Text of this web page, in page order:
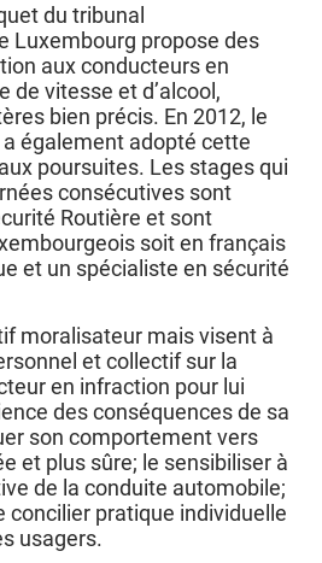
du tribunal
Luxembourg propose des
aux conducteurs en
de vitesse et d’alcool,
bien précis. En 2012, le
également adopté cette
poursuites. Les stages qui
consécutives sont
Routière et sont
soit en français
et un spécialiste en sécurité
moralisateur mais visent à
et collectif sur la
en infraction pour lui
des conséquences de sa
son comportement vers
et plus sûre; le sensibiliser à
de la conduite automobile;
concilier pratique individuelle
usagers.